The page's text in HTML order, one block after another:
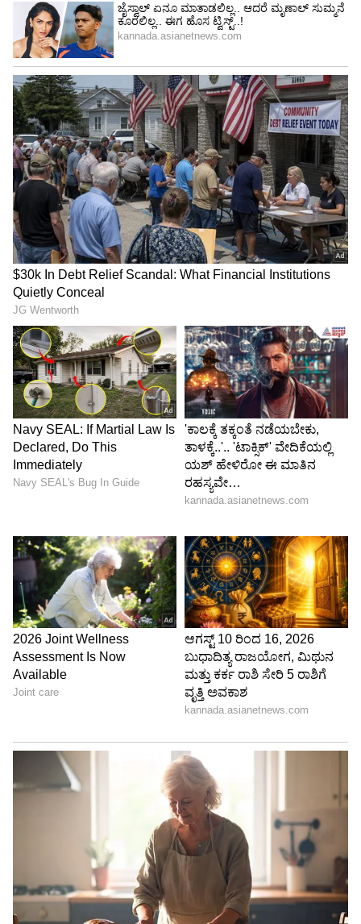
ಅನಂತ್ ಅಂಬಾನಿ ಮತ್ತು ರಾಧಿಕಾ ಮರ್ಚೆಂಟ್ ಮದುವೆ
ಇನ್ನೂ ನಡೆದಿಲ್ಲ. ಆದರೆ ಮೊನ್ನೆ ಮಾರ್ಚ್ 1ರಿಂದ 3ರ ವರೆಗೆ
ಗುಜರಾತ್‌ನ ಜಾಮ್‌ನಗರದಲ್ಲಿ ನಡೆದ ಮೂರು ದಿನಗಳ ಪ್ರಿ
ವೆಡ್ಡಿಂಗ್ ಇವೆಂಟ್‌ ನೋಡಿಯೇ ಎಲ್ಲರೂ ಬೆರಗಾಗಿದ್ದಾರೆ.
ಮೆಟಾ ಸಿಇಒ ಮಾರ್ಕ್ ಜುಕರ್‌ಬರ್ಗ್, ಮೈಕ್ರೋಸಾಫ್ಟ್ ಸಹ-
ಸಂಸ್ಥಾಪಕ ಬಿಲ್ ಗೇಟ್ಸ್ ಮತ್ತು ಇವಾಂಕಾ ಟ್ರಂಪ್ ಸೇರಿದಂತೆ
ವಿಶ್ವದಾದ್ಯಂತದ ಹಲವಾರು ಪ್ರಮುಖ ವ್ಯಕ್ತಿಗಳು ಈ
ಸಮಾರಂಭದಲ್ಲಿ ಭಾಗವಹಿಸಿದ್ದರು. ಚಾರ್ಟರ್ಡ್ ಫ್ಲೈಟ್‌ಗಳು,
ಐಷಾರಾಮಿ ರೂಮ್, ವಿಶ್ವ ದರ್ಜೆಯ ಬಾಣಸಿಗರು, ಪಿಕ್-
ಅಪ್ ಮತ್ತು ಡ್ರಾಪ್-ಆಫ್‌ಗಾಗಿ ದುಬಾರಿ ವಾಹನಗಳನ್ನು
ಒದಗಿಸುವ ಮೂಲಕ ಅಂಬಾನಿಗಳು ಐಷಾರಾಮಿ ವಿಷಯದಲ್ಲಿ
ತಮ್ಮ ಯಾವಾಗಲೂ ಮುಂದು ಎಂಬುದನ್ನು
ಸಾಬೀತುಪಡಿಸಿದರು.
ಏಷ್ಯಾದ ಅತ್ಯಂತ ಶ್ರೀಮಂತ ಕುಟುಂಬವಾಗಿರುವ
ಅಂಬಾನಿಗಳು, ಅನಂತ್ ಅಂಬಾನಿ-ರಾಧಿಕಾ ಮರ್ಚೆಂಟ್
ವಿವಾಹ ಪೂರ್ವ ಸಮಾರಂಭಕ್ಕಾಗಿ ಬರೋಬ್ಬರಿ 1260 ಕೋಟಿ
ರೂ. ಖರ್ಚು ಮಾಡಿದ್ದಾರೆ. ವಿವಿಧ ಆನ್‌ಲೈನ್ ವರದಿಗಳ
ಪ್ರಕಾರ, ಅನಂತ್ ಅಂಬಾನಿ ಮತ್ತು ರಾಧಿಕಾ ಮರ್ಚೆಂಟ್
ಜುಲೈ 2024ರಲ್ಲಿ ಮದುವೆಯಾಗುವ ನಿರೀಕ್ಷೆಯಿದೆ.